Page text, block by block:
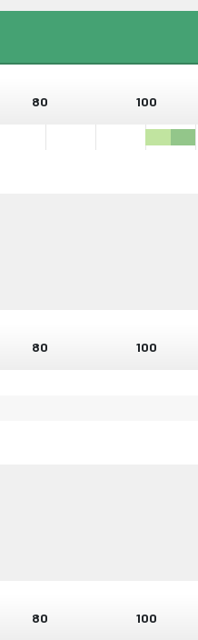
80 100
80 100
80 100